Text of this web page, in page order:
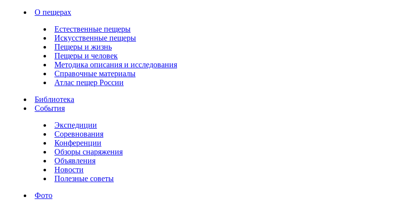
О пещерах
Естественные пещеры
Искусственные пещеры
Пещеры и жизнь
Пещеры и человек
Методика описания и исследования
Справочные материалы
Атлас пещер России
Библиотека
События
Экспедиции
Соревнования
Конференции
Обзоры снаряжения
Объявления
Новости
Полезные советы
Фото